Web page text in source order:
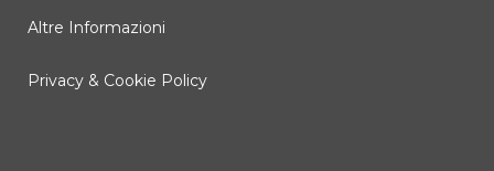
Altre Informazioni
Privacy & Cookie Policy